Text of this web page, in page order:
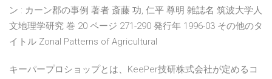
ン : カーン郡の事例 著者 斎藤 功, 仁平 尊明 雑誌名 筑波大学人
文地理学研究 巻 20 ページ 271-290 発行年 1996-03 その他のタ
イトル Zonal Patterns of Agricultural
キーパープロショップとは、KeePer技研株式会社が定めるコ